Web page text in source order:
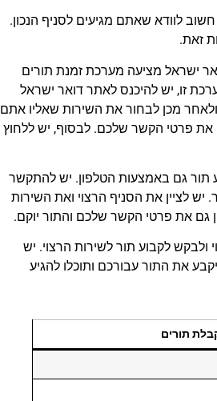
לוודא שאתם מגיעים לסניף הנכון.
זאת.
ישראל מציעה מערכת זמנת תורים
זו, יש להיכנס לאתר דואר ישראל
מכן לבחור את השירות שאליו אתם
את פרטי הקשר שלכם. לבסוף, יש ללחוץ
תור גם באמצעות הטלפון. יש להתקשר
לציין את הסניף הרצוי ואת השירות
גם את פרטי הקשר שלכם והתור יוקם.
ולבקש לקבוע תור לשירות הרצוי. יש
את התור עבורכם ותוכלו להגיע
תורים